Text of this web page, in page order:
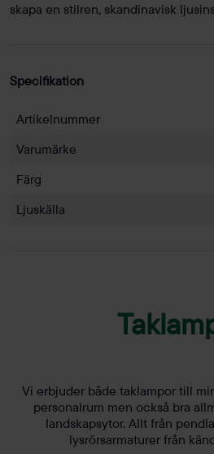
skapa en stilren, skandinavisk
Specifikation
Artikelnummer
Varumärke
Färg
Ljuskälla
Vi erbjuder både taklampor till
personalrum men också bra
landskapsytor. Allt från
lysrörsarmaturer från